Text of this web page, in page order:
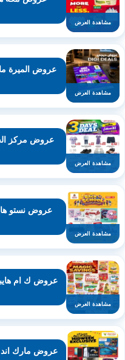
مشاهدة العرض
مشاهدة العرض
مشاهدة العرض
مشاهدة العرض
مشاهدة العرض